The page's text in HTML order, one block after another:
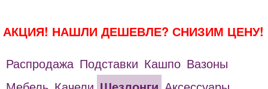
АКЦИЯ! НАШЛИ ДЕШЕВЛЕ? СНИЗИМ ЦЕНУ!
Распродажа Подставки Кашпо Вазоны